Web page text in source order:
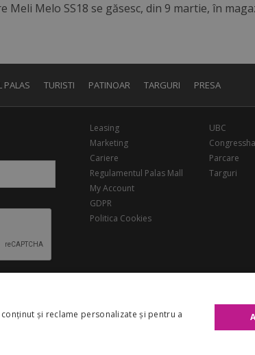
Meli Melo SS18 se găsesc, din 9 martie, în
PALAS TURISTI PATINOAR TARGURI PRESA
Leasing
Marketing
Cariere
Regulamentul Palas Mall
My Account
GDPR
Politica Cookies
UBC
Parcare
Targuri
2026 Palas Mall. Toate drepturile rezervate.
și reclame personalizate și pentru a